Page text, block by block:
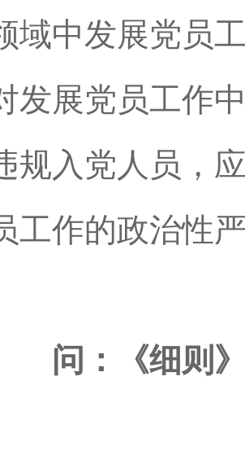
域中发展党员
发展党员工作
规入党人员，
工作的政治性
问：《细则》